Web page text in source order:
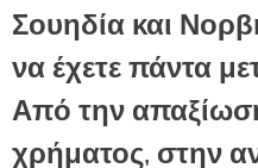
Σουηδία και
να έχετε πάντα
Από την
χρήματος, στην